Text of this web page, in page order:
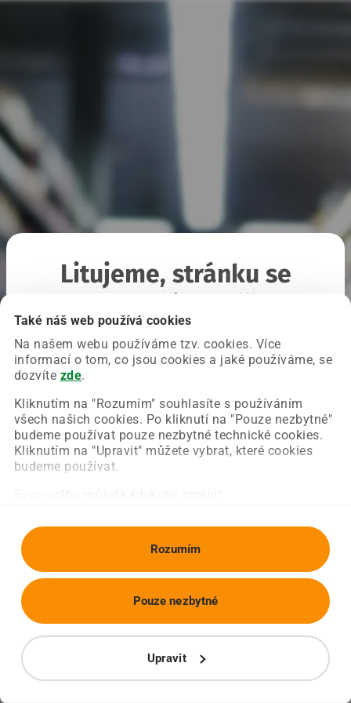
Také náš web používá cookies
Na našem webu používáme tzv. cookies. Více
informací o tom, co jsou cookies a jaké používáme, se
dozvíte zde.
Kliknutím na "Rozumím" souhlasíte s používáním
všech našich cookies. Po kliknutí na "Pouze nezbytné"
budeme používat pouze nezbytné technické cookies.
Kliknutím na "Upravit" můžete vybrat, které cookies
budeme používat.
Rozumím
Upravit
Pouze nezbytné
Litujeme, stránku se
Chyba nastala na naší straně a už ji opravujeme.
Zkuste prosím znovu načíst požadovanou stránku.
Obnovit stránku Úvodní strana